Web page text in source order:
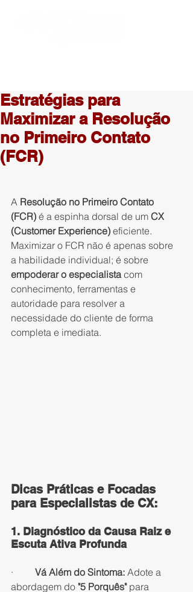
Estratégias para
Maximizar a Resolução
no Primeiro Contato
(FCR)
A Resolução no Primeiro Contato
(FCR) é a espinha dorsal de um CX
(Customer Experience) eficiente.
Maximizar o FCR não é apenas sobre
a habilidade individual; é sobre
empoderar o especialista com
conhecimento, ferramentas e
autoridade para resolver a
necessidade do cliente de forma
completa e imediata.
Dicas Práticas e Focadas
para Especialistas de CX:
1. Diagnóstico da Causa Raiz e
Escuta Ativa Profunda
· Vá Além do Sintoma: Adote a
abordagem do "5 Porquês" para